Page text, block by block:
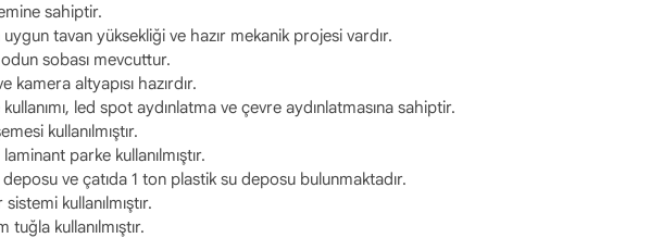
sahiptir.
tavan yüksekliği ve hazır mekanik projesi vardır.
sobası mevcuttur.
altyapısı hazırdır.
led spot aydınlatma ve çevre aydınlatmasına sahiptir.
kullanılmıştır.
parke kullanılmıştır.
ve çatıda 1 ton plastik su deposu bulunmaktadır.
kullanılmıştır.
kullanılmıştır.